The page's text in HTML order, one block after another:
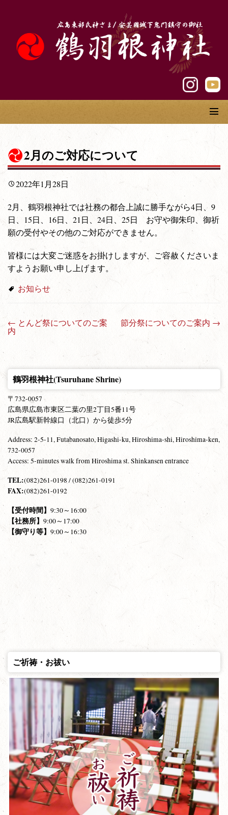
2月のご対応について
2022年1月28日
2月、鶴羽根神社では社務の都合上誠に勝手ながら4日、9
日、15日、16日、21日、24日、25日 お守や御朱印、御祈
願の受付やその他のご対応ができません。
皆様には大変ご迷惑をお掛けしますが、ご容赦くださいま
すようお願い申し上げます。
お知らせ
投稿ナビゲーション
← とんど祭についてのご案
内
節分祭についてのご案内 →
鶴羽根神社(Tsuruhane Shrine)
〒732-0057
広島県広島市東区二葉の里2丁目5番11号
JR広島駅新幹線口（北口）から徒歩5分
Address: 2-5-11, Futabanosato, Higashi-ku, Hiroshima-shi, Hiroshima-ken,
732-0057
Access: 5-minutes walk from Hiroshima st. Shinkansen entrance
TEL:(082)261-0198 / (082)261-0191
FAX:(082)261-0192
【受付時間】 9:30～16:00
【社務所】 9:00～17:00
【御守り等】 9:00～16:30
ご祈祷・お祓い